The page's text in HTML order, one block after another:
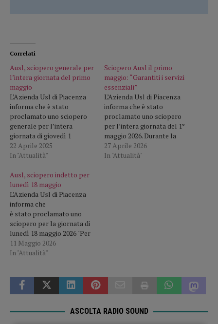
Correlati
Ausl, sciopero generale per
l’intera giornata del primo
maggio
L’Azienda Usl di Piacenza
informa che è stato
proclamato uno sciopero
generale per l’intera
giornata di giovedì 1
maggio 2025. Nella giornata
di sciopero verranno
servizi minimi essenziali nel
rispetto della normativa
vigente. L'Azienda si scusa
per gli eventuali disagi.
22 Aprile 2025
In "Attualità"
Sciopero Ausl il primo
maggio: “Garantiti i servizi
essenziali”
L’Azienda Usl di Piacenza
informa che è stato
proclamato uno sciopero
per l’intera giornata del 1°
maggio 2026. Durante la
giornata di astensione dal
lavoro saranno comunque
27 Aprile 2026
In "Attualità"
Ausl, sciopero indetto per
lunedì 18 maggio
L’Azienda Usl di Piacenza
informa che
è stato proclamato uno
sciopero per la giornata di
lunedì 18 maggio 2026 "Per
la durata dello
sciopero verranno
della normativa vigente. Ci
scusiamo per l'eventuale
l'Ausl.
11 Maggio 2026
In "Attualità"
ASCOLTA RADIO SOUND